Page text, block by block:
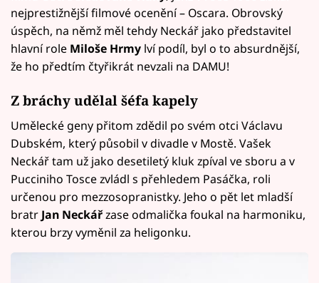
nejprestižnější filmové ocenění – Oscara. Obrovský
úspěch, na němž měl tehdy Neckář jako představitel
hlavní role Miloše Hrmy lví podíl, byl o to absurdnější,
že ho předtím čtyřikrát nevzali na DAMU!
Z bráchy udělal šéfa kapely
Umělecké geny přitom zdědil po svém otci Václavu
Dubském, který působil v divadle v Mostě. Vašek
Neckář tam už jako desetiletý kluk zpíval ve sboru a v
Pucciniho Tosce zvládl s přehledem Pasáčka, roli
určenou pro mezzosopranistky. Jeho o pět let mladší
bratr Jan Neckářzase odmalička foukal na harmoniku,
kterou brzy vyměnil za heligonku.